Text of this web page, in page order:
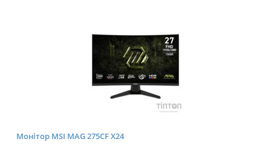
Монітор MSI MAG 275CF X24